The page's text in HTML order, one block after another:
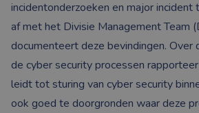
incidentonderzoeken en major
af met het Divisie Management Team
documenteert deze bevindingen. Over
de cyber security processen
leidt tot sturing van cyber security
ook goed te doorgronden waar deze